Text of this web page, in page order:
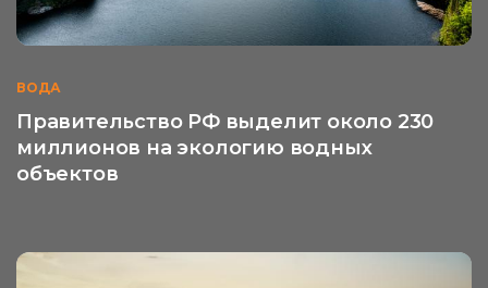
ВОДА
Правительство РФ выделит около 230
миллионов на экологию водных
объектов